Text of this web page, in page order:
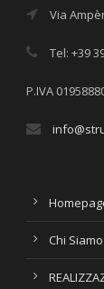
Via
Tel: +39
P.IVA
Chi Siamo